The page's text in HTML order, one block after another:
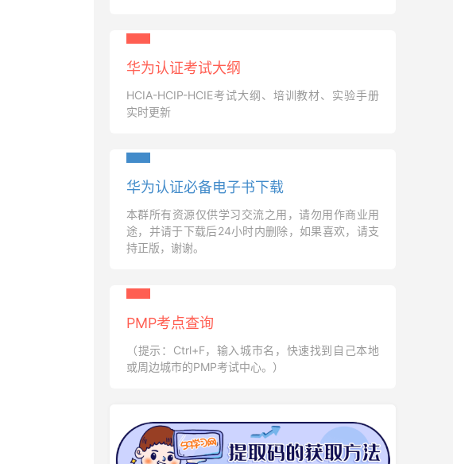
华为认证考试大纲
HCIA-HCIP-HCIE考试大纲、培训教材、实验手册
实时更新
华为认证必备电子书下载
本群所有资源仅供学习交流之用，请勿用作商业用
途，并请于下载后24小时内删除，如果喜欢，请支
持正版，谢谢。
PMP考点查询
（提示：Ctrl+F，输入城市名，快速找到自己本地
或周边城市的PMP考试中心。）